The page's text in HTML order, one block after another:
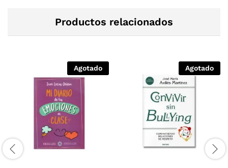
Productos relacionados
Agotado Agotado